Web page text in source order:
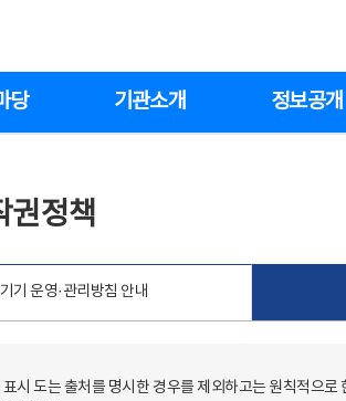
당 기관소개 정보공개
권정책
기 운영·관리방침 안내
도는 출처를 명시한 경우를 제외하고는 원칙적으